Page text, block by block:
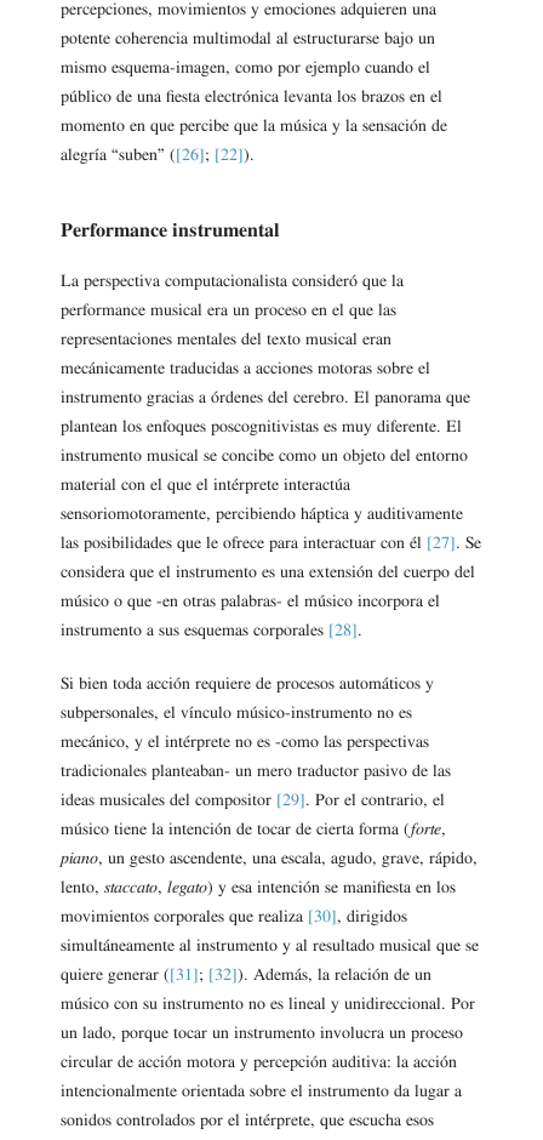
percepciones, movimientos y emociones adquieren una
potente coherencia multimodal al estructurarse bajo un
mismo esquema-imagen, como por ejemplo cuando el
público de una fiesta electrónica levanta los brazos en el
momento en que percibe que la música y la sensación de
alegría “suben” ( [26] ; [22] ).
Performance instrumental
La perspectiva computacionalista consideró que la
performance musical era un proceso en el que las
representaciones mentales del texto musical eran
mecánicamente traducidas a acciones motoras sobre el
instrumento gracias a órdenes del cerebro. El panorama que
plantean los enfoques poscognitivistas es muy diferente. El
instrumento musical se concibe como un objeto del entorno
material con el que el intérprete interactúa
sensoriomotoramente, percibiendo háptica y auditivamente
las posibilidades que le ofrece para interactuar con él [27] . Se
considera que el instrumento es una extensión del cuerpo del
músico o que -en otras palabras- el músico incorpora el
instrumento a sus esquemas corporales [28] .
Si bien toda acción requiere de procesos automáticos y
subpersonales, el vínculo músico-instrumento no es
mecánico, y el intérprete no es -como las perspectivas
tradicionales planteaban- un mero traductor pasivo de las
ideas musicales del compositor [29] . Por el contrario, el
músico tiene la intención de tocar de cierta forma (forte,
piano, un gesto ascendente, una escala, agudo, grave, rápido,
lento, staccato, legato) y esa intención se manifiesta en los
movimientos corporales que realiza [30], dirigidos
simultáneamente al instrumento y al resultado musical que se
quiere generar ( [31] ; [32] ). Además, la relación de un
músico con su instrumento no es lineal y unidireccional. Por
un lado, porque tocar un instrumento involucra un proceso
circular de acción motora y percepción auditiva: la acción
intencionalmente orientada sobre el instrumento da lugar a
sonidos controlados por el intérprete, que escucha esos